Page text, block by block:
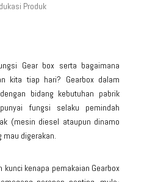
Produk
Gear box serta bagaimana
kita tiap hari? Gearbox dalam
bidang kebutuhan pabrik
fungsi selaku pemindah
(mesin diesel ataupun dinamo
mau digerakan.
kenapa pemakaian Gearbox